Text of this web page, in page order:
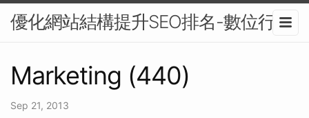
優化網站結構提升SEO排名-數位行銷
Marketing (440)
Sep 21, 2013